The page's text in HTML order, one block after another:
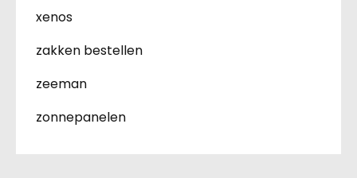
xenos
zakken bestellen
zeeman
zonnepanelen